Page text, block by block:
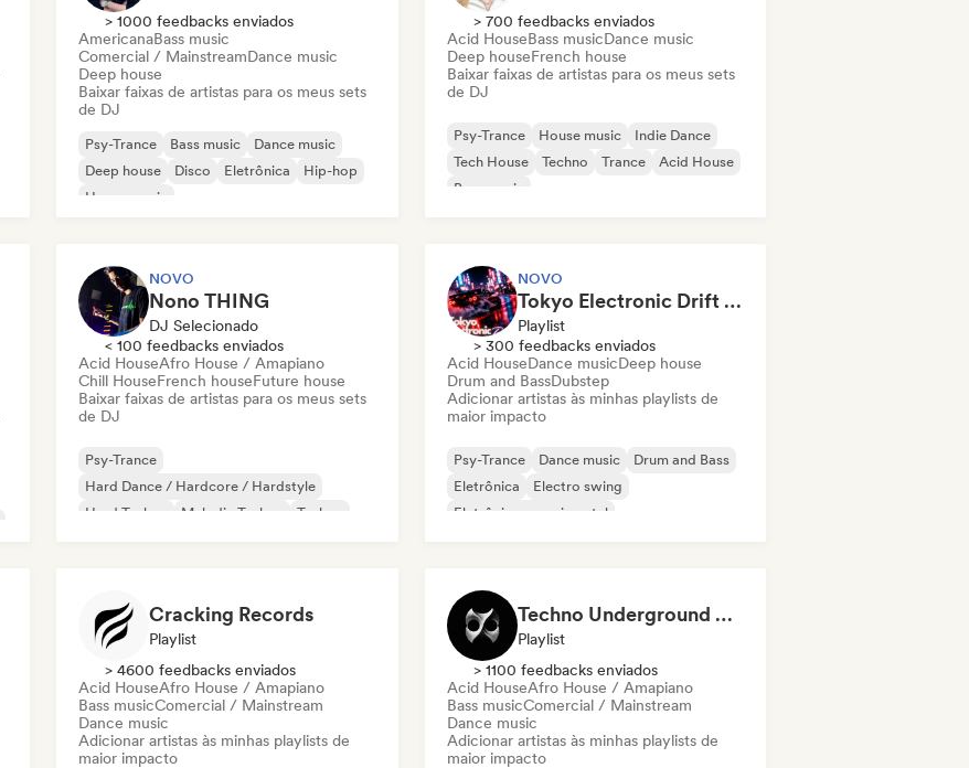
> 1000 feedbacks enviados
AmericanaBass music
Comercial / MainstreamDance music
Deep house
Baixar faixas de artistas para os meus sets
de DJ
Psy-Trance Bass music
Dance music
Deep house
Disco Eletrônica
Hip-hop
House music
> 700 feedbacks enviados
Acid HouseBass musicDance music
Deep houseFrench house
Baixar faixas de artistas para os meus sets
de DJ
Psy-Trance House music
Indie Dance
Tech House
Techno Trance
Acid House
Bass music
NOVO
Nono THING
DJ Selecionado
< 100 feedbacks enviados
Acid HouseAfro House / Amapiano
Chill HouseFrench houseFuture house
Baixar faixas de artistas para os meus sets
de DJ
Psy-Trance
Hard Dance / Hardcore / Hardstyle
Hard Techno
Melodic Techno
Techno
NOVO
Tokyo Electronic Drift 🏎️ Schranz, Hard Techno & Anime EDM
Playlist
> 300 feedbacks enviados
Acid HouseDance musicDeep house
Drum and BassDubstep
Adicionar artistas às minhas playlists de
maior impacto
Psy-Trance Dance music
Drum and Bass
Eletrônica
Electro swing
Eletrônica experimental
Cracking Records
Playlist
> 4600 feedbacks enviados
Acid HouseAfro House / Amapiano
Bass musicComercial / Mainstream
Dance music
Adicionar artistas às minhas playlists de
maior impacto
Techno Underground Rave Anthems by Orphium
Playlist
> 1100 feedbacks enviados
Acid HouseAfro House / Amapiano
Bass musicComercial / Mainstream
Dance music
Adicionar artistas às minhas playlists de
maior impacto